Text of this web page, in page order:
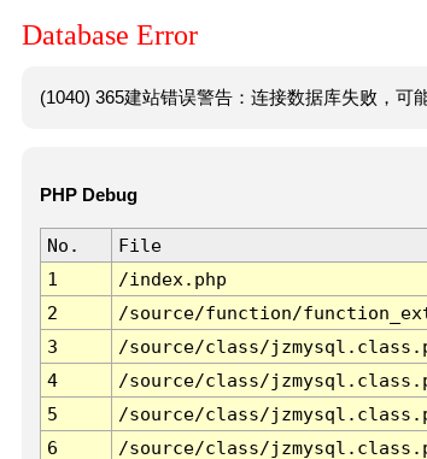
Database Error
(1040) 365建站错误警告：连接数据库失败，可
PHP Debug
No. File
1
/index.php
2
/source/function/
3
/source/class/
4
/source/class/
5
/source/class/
6
/source/class/